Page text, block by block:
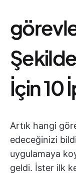
İçin 10
Artık hangi
edeceğinizi
uygulamaya
geldi. İster ilk